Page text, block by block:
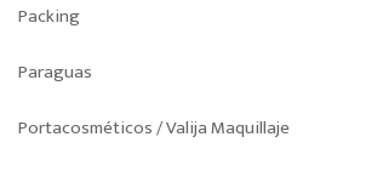
Packing
Paraguas
Portacosméticos / Valija Maquillaje